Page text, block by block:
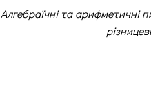
Алгебраїчні та арифметичні